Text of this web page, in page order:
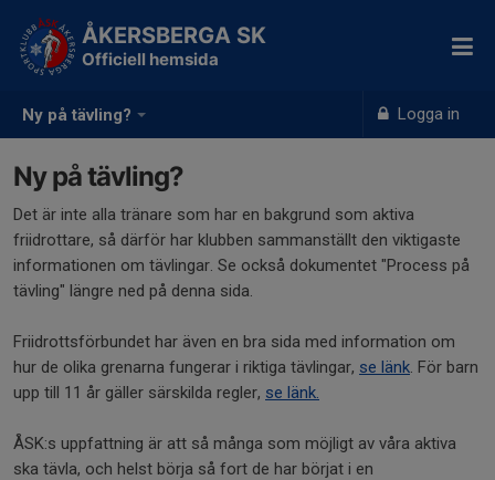
Ny på tävling? Logga in
ÅKERSBERGA SK
Officiell hemsida
Ny på tävling?
Det är inte alla tränare som har en bakgrund som aktiva
friidrottare, så därför har klubben sammanställt den viktigaste
informationen om tävlingar. Se också dokumentet "Process på
tävling" längre ned på denna sida.
Friidrottsförbundet har även en bra sida med information om
hur de olika grenarna fungerar i riktiga tävlingar, se länk. För barn
upp till 11 år gäller särskilda regler, se länk.
ÅSK:s uppfattning är att så många som möjligt av våra aktiva
ska tävla, och helst börja så fort de har börjat i en